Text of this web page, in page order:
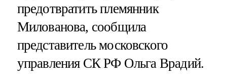
предотвратить племянник
Милованова, сообщила
представитель московского
управления СК РФ Ольга Врадий.